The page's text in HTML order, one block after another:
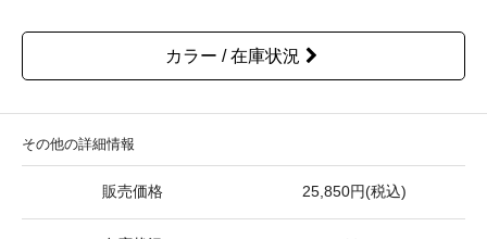
カラー / 在庫状況
その他の詳細情報
販売価格 25,850円(税込)